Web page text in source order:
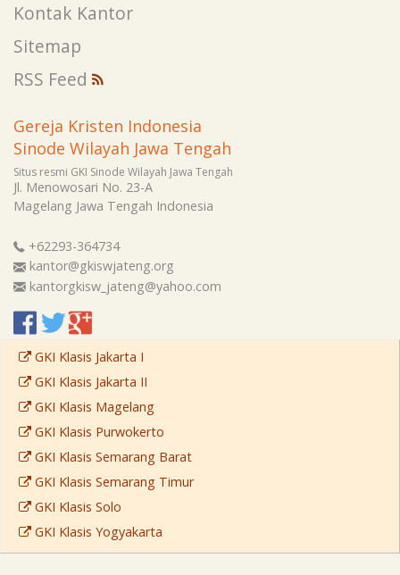
Kontak Kantor
Sitemap
RSS Feed
Gereja Kristen Indonesia
Sinode Wilayah Jawa Tengah
Situs resmi GKI Sinode Wilayah Jawa Tengah
Jl. Menowosari No. 23-A
Magelang Jawa Tengah Indonesia
+62293-364734
kantor@gkiswjateng.org
kantorgkisw_jateng@yahoo.com
GKI Klasis Jakarta I
GKI Klasis Jakarta II
GKI Klasis Magelang
GKI Klasis Purwokerto
GKI Klasis Semarang Barat
GKI Klasis Semarang Timur
GKI Klasis Solo
GKI Klasis Yogyakarta